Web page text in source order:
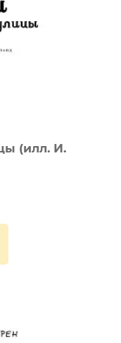
(илл. И.